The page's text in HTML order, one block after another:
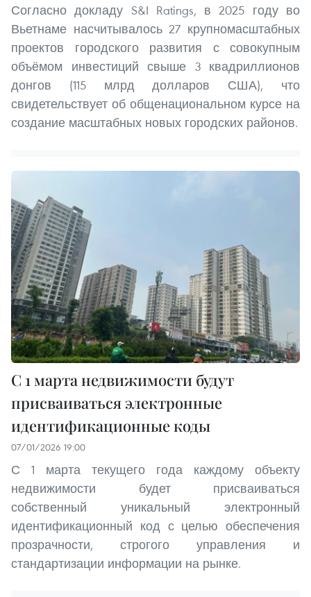
Согласно докладу S&I Ratings, в 2025 году во
Вьетнаме насчитывалось 27 крупномасштабных
проектов городского развития с совокупным
объёмом инвестиций свыше 3 квадриллионов
донгов (115 млрд долларов США), что
свидетельствует об общенациональном курсе на
создание масштабных новых городских районов.
С 1 марта недвижимости будут
присваиваться электронные
идентификационные коды
07/01/2026 19:00
С 1 марта текущего года каждому объекту
недвижимости будет присваиваться
собственный уникальный электронный
идентификационный код с целью обеспечения
прозрачности, строгого управления и
стандартизации информации на рынке.